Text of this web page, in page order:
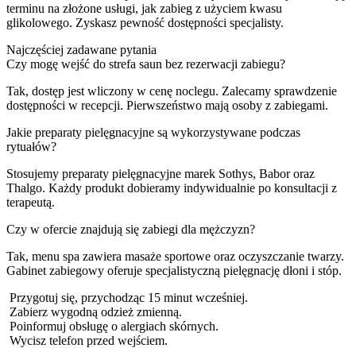
terminu na złożone usługi, jak zabieg z użyciem kwasu
glikolowego. Zyskasz pewność dostępności specjalisty.
Najczęściej zadawane pytania
Czy mogę wejść do strefa saun bez rezerwacji zabiegu?
Tak, dostęp jest wliczony w cenę noclegu. Zalecamy sprawdzenie
dostępności w recepcji. Pierwszeństwo mają osoby z zabiegami.
Jakie preparaty pielęgnacyjne są wykorzystywane podczas
rytuałów?
Stosujemy preparaty pielęgnacyjne marek Sothys, Babor oraz
Thalgo. Każdy produkt dobieramy indywidualnie po konsultacji z
terapeutą.
Czy w ofercie znajdują się zabiegi dla mężczyzn?
Tak, menu spa zawiera masaże sportowe oraz oczyszczanie twarzy.
Gabinet zabiegowy oferuje specjalistyczną pielęgnację dłoni i stóp.
Przygotuj się, przychodząc 15 minut wcześniej.
Zabierz wygodną odzież zmienną.
Poinformuj obsługę o alergiach skórnych.
Wycisz telefon przed wejściem.